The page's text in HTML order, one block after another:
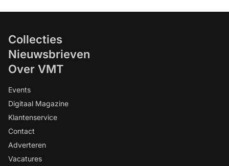
Collecties
Nieuwsbrieven
Over VMT
Events
Digitaal Magazine
Klantenservice
Contact
Adverteren
Vacatures